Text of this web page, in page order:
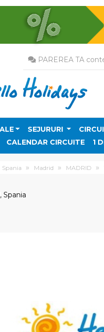
PAREREA TA
SEJURURI
CALENDAR CIRCUITE
1
Spania Madrid MADRID
Spania